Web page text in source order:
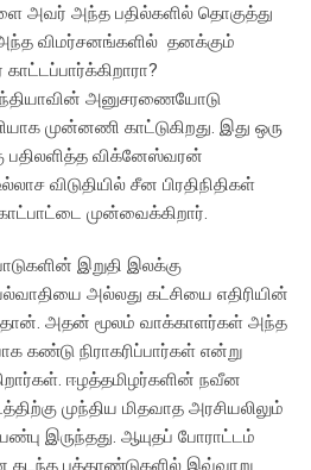
அவர் அந்த பதில்களில் தொகுத்து
விமர்சனங்களில் தனக்கும்
அனுசரணையோடு
முன்னணி காட்டுகிறது. இது ஒரு
பதிலளித்த விக்னேஸ்வரன்
விடுதியில் சீன பிரதிநிதிகள்
முன்வைக்கிறார்.
இறுதி இலக்கு
அல்லது கட்சியை எதிரியின்
அதன் மூலம் வாக்காளர்கள் அந்த
கண்டு நிராகரிப்பார்கள் என்று
ஈழத்தமிழர்களின் நவீன
முந்திய மிதவாத அரசியலிலும்
இருந்தது. ஆயுதப் போராட்டம்
கடந்த பத்தாண்டுகளில் இவ்வாறு